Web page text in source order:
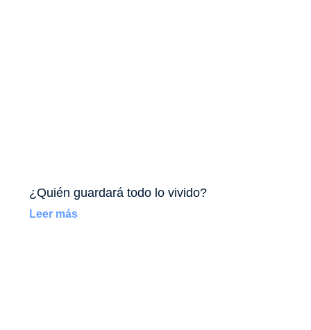
¿Quién guardará todo lo vivido?
Leer más